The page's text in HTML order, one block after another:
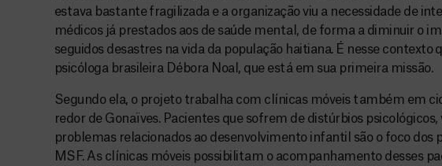
estava bastante fragilizada e a organização viu a necessidade de
médicos já prestados aos de saúde mental, de forma a diminuir o
seguidos desastres na vida da população haitiana. É nesse contexto
psicóloga brasileira Débora Noal, que está em sua primeira missão.
Segundo ela, o projeto trabalha com clínicas móveis também em
redor de Gonaïves. Pacientes que sofrem de distúrbios psicológicos,
problemas relacionados ao desenvolvimento infantil são o foco dos
MSF. As clínicas móveis possibilitam o acompanhamento desses